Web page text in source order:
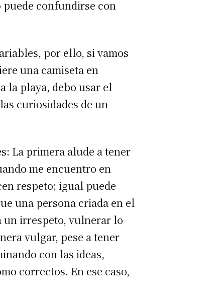
puede confundirse con
por ello, si vamos
una camiseta en
la playa, debo usar el
curiosidades de un
La primera alude a tener
me encuentro en
respeto; igual puede
una persona criada en el
un irrespeto, vulnerar lo
vulgar, pese a tener
con las ideas,
correctos. En ese caso,